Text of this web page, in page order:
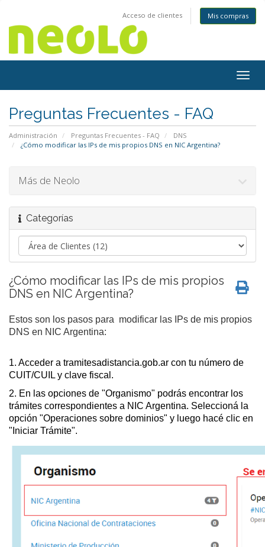
Acceso de clientes Mis compras
Preguntas Frecuentes - FAQ
Administración Preguntas Frecuentes - FAQ
DNS
¿Cómo modificar las IPs de mis propios DNS en NIC Argentina?
Más de Neolo
Categorías
¿Cómo modificar las IPs de mis propios
DNS en NIC Argentina?
Estos son los pasos para modificar las IPs de mis propios
DNS en NIC Argentina:
1. Acceder a tramitesadistancia.gob.ar con tu número de
CUIT/CUIL y clave fiscal.
2. En las opciones de "Organismo" podrás encontrar los
trámites correspondientes a NIC Argentina. Seleccioná la
opción "Operaciones sobre dominios" y luego hacé clic en
"Iniciar Trámite".